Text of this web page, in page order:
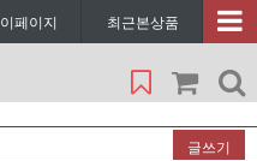
페이지 최근본상품
글쓰기